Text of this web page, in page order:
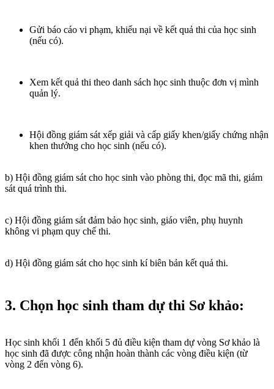
Gửi báo cáo vi phạm, khiếu nại về kết quả thi của học sinh
(nếu có).
Xem kết quả thi theo danh sách học sinh thuộc đơn vị mình
quản lý.
Hội đồng giám sát xếp giải và cấp giấy khen/giấy chứng nhận
khen thưởng cho học sinh (nếu có).
b) Hội đồng giám sát cho học sinh vào phòng thi, đọc mã thi, giám
sát quá trình thi.
c) Hội đồng giám sát đảm bảo học sinh, giáo viên, phụ huynh
không vi phạm quy chế thi.
d) Hội đồng giám sát cho học sinh kí biên bản kết quả thi.
3. Chọn học sinh tham dự thi Sơ khảo:
Học sinh khối 1 đến khối 5 đủ điều kiện tham dự vòng Sơ khảo là
học sinh đã được công nhận hoàn thành các vòng điều kiện (từ
vòng 2 đến vòng 6).